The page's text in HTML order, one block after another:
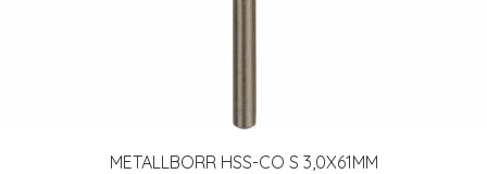
METALLBORR HSS-CO S 3,0X61MM